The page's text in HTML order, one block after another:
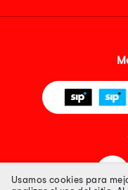
Usamos cookies para